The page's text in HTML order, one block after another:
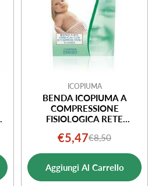
ICOPIUMA
BENDA ICOPIUMA A
COMPRESSIONE
FISIOLOGICA RETE
STERILI 1 PEZZO
Prezzo
di
vendita
€5,47Prezzo
normale
€8,50
Aggiungi Al Carrello